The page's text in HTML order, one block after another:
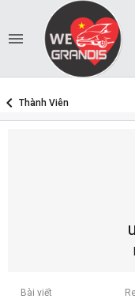
Thành Viên
Bài viết